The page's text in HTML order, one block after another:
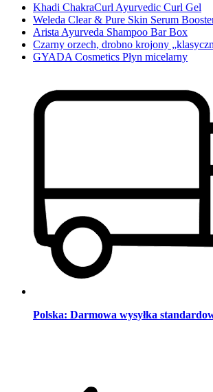
Khadi ChakraCurl Ayurvedic Curl Gel
Weleda Clear & Pure Skin Serum
Arista Ayurveda Shampoo Bar Box
Czarny orzech, drobno krojony
GYADA Cosmetics Płyn micelarny
Polska: Darmowa wysyłka